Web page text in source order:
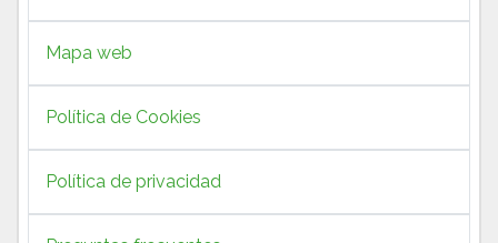
Mapa web
Política de Cookies
Política de privacidad